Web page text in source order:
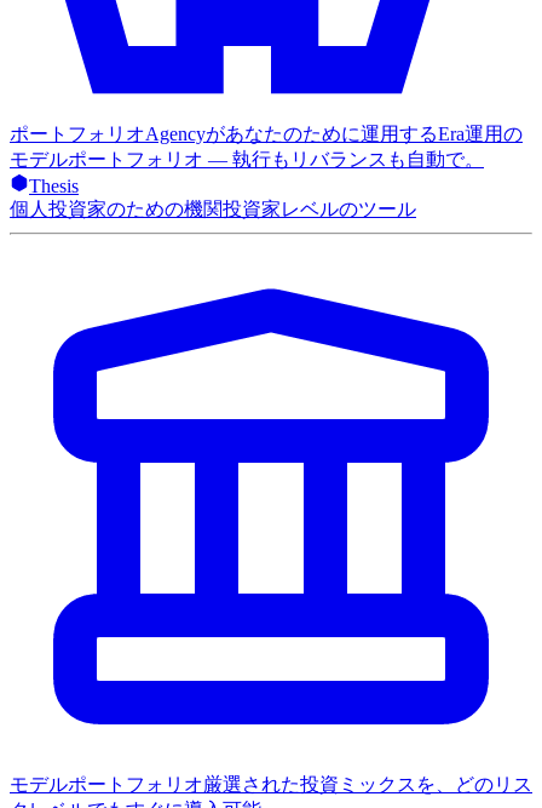
ポートフォリオAgencyがあなたのために運用するEra運用の
モデルポートフォリオ — 執行もリバランスも自動で。
Thesis
個人投資家のための機関投資家レベルのツール
モデルポートフォリオ厳選された投資ミックスを、どのリス